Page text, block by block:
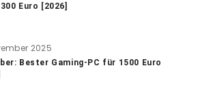
Euro [2026]
2025
Bester Gaming-PC für 1500 Euro